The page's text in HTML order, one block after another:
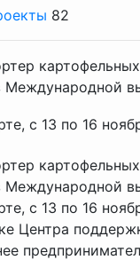
82
с 13 по 16
Международной
с 13 по 16
Центра